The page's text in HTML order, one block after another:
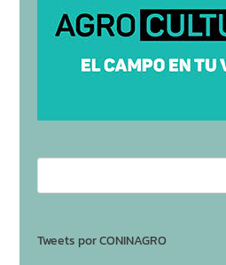
Tweets por CONINAGRO